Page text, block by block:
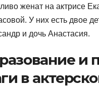
женат на актрисе
У них есть двое
и дочь Анастасия.
и
в